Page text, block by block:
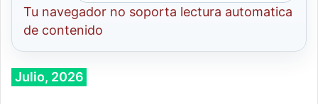
Tu navegador no soporta lectura automatica
de contenido
Julio, 2026